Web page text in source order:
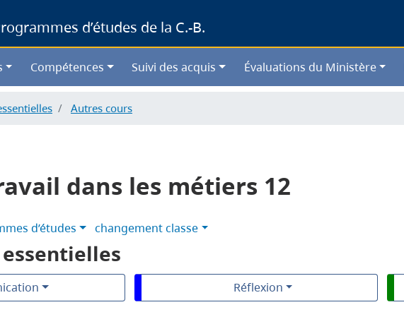
main
content
d’études de la C.-B.
Compétences Suivi des acquis Évaluations du Ministère
Autres cours
dans les métiers 12
d’études changement classe
Réflexion